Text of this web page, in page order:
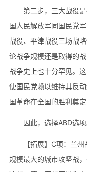
第二步，三大战役
国人民解放军同国民党
战役、平津战役三场战
论战争规模还是取得的
战争史上也十分罕见。
使国民党赖以维持其反
国革命在全国的胜利奠定
因此，选择ABD选项
【拓展】C项：兰
规模最大的城市攻坚战